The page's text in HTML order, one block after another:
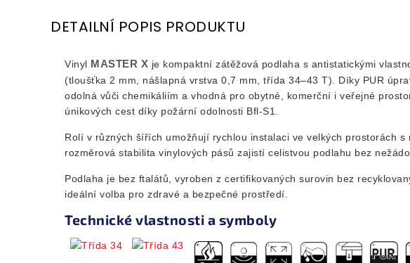
DETAILNÍ POPIS PRODUKTU
Vinyl MASTER X je kompaktní zátěžová podlaha s antistatickými
(tloušťka 2 mm, nášlapná vrstva 0,7 mm, třída 34–43 T). Díky PUR
odolná vůči chemikáliím a vhodná pro obytné, komerční i veřejné
únikových cest díky požární odolnosti Bfl-S1.
Rolí v různých šířích umožňují rychlou instalaci ve velkých prostorách s
rozměrová stabilita vinylových pásů zajistí celistvou podlahu bez
Podlaha je bez ftalátů, vyroben z certifikovaných surovin bez
ideální volba pro zdravé a bezpečné prostředí.
Technické vlastnosti a symboly